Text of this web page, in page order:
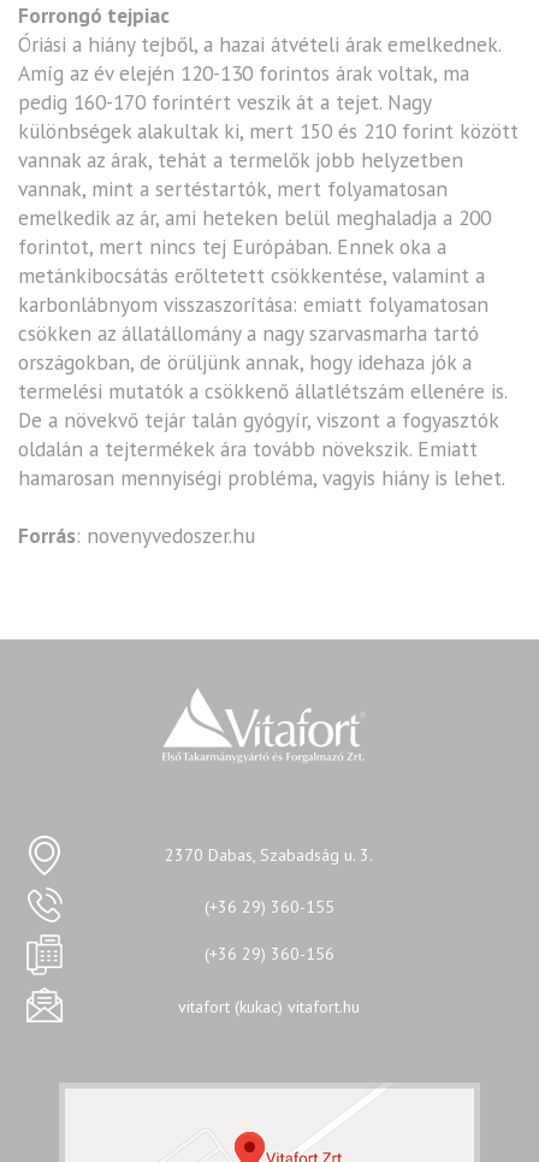
Forrongó tejpiac
Óriási a hiány tejből, a hazai átvételi árak emelkednek.
Amíg az év elején 120-130 forintos árak voltak, ma
pedig 160-170 forintért veszik át a tejet. Nagy
különbségek alakultak ki, mert 150 és 210 forint között
vannak az árak, tehát a termelők jobb helyzetben
vannak, mint a sertéstartók, mert folyamatosan
emelkedik az ár, ami heteken belül meghaladja a 200
forintot, mert nincs tej Európában. Ennek oka a
metánkibocsátás erőltetett csökkentése, valamint a
karbonlábnyom visszaszorítása: emiatt folyamatosan
csökken az állatállomány a nagy szarvasmarha tartó
országokban, de örüljünk annak, hogy idehaza jók a
termelési mutatók a csökkenő állatlétszám ellenére is.
De a növekvő tejár talán gyógyír, viszont a fogyasztók
oldalán a tejtermékek ára tovább növekszik. Emiatt
hamarosan mennyiségi probléma, vagyis hiány is lehet.
Forrás: novenyvedoszer.hu
2370 Dabas, Szabadság u. 3.
(+36 29) 360-155
(+36 29) 360-156
vitafort (kukac) vitafort.hu